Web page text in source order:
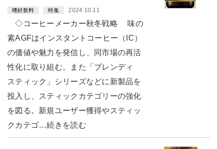
嗜好飲料 特集 2024.10.11
◇コーヒーメーカー秋冬戦略 味の
素AGFはインスタントコーヒー（IC）
の価値や魅力を発信し、同市場の再活
性化に取り組む。また「ブレンディ
スティック」シリーズなどに新製品を
投入し、スティックカテゴリーの強化
を図る。新規ユーザー獲得やスティッ
クカテゴ…続きを読む